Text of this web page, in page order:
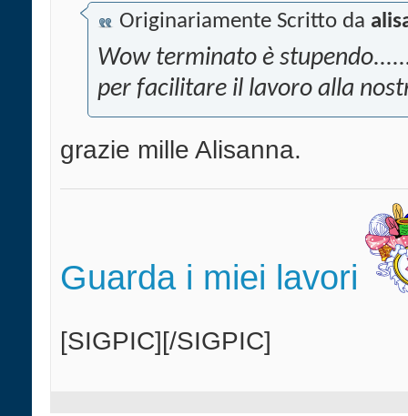
Originariamente Scritto da
Wow terminato è
per facilitare il lavoro alla
grazie mille Alisanna.
Guarda i miei lavori
[SIGPIC][/SIGPIC]